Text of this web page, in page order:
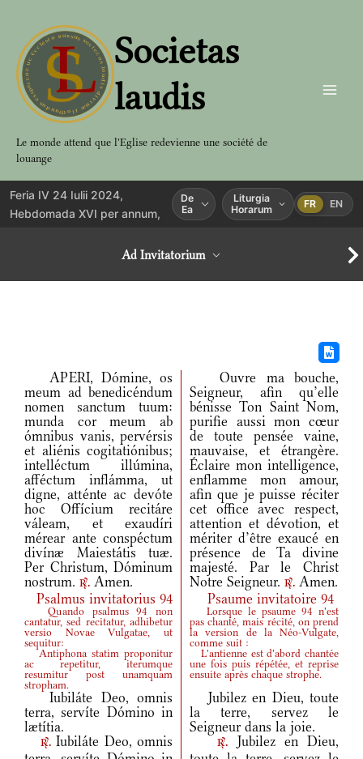
contenu
Societas
laudis
Le monde attend que l'Eglise redevienne une société de
louange
Feria IV 24 Iulii 2024,
Hebdomada XVI per annum,
De
Ea
Liturgia
Horarum
FR EN
Ad Invitatorium
APERI, Dómine, os
meum ad benedicéndum
nomen sanctum tuum:
munda cor meum ab
ómnibus vanis, pervérsis
et aliénis cogitatiónibus;
intelléctum illúmina,
afféctum inflámma, ut
digne, atténte ac devóte
hoc Offícium recitáre
váleam, et exaudíri
mérear ante conspéctum
divínæ Maiestátis tuæ.
Per Christum, Dóminum
nostrum. r. Amen.
Ouvre ma bouche,
Seigneur, afin qu’elle
bénisse Ton Saint Nom,
purifie aussi mon cœur
de toute pensée vaine,
mauvaise, et étrangère.
Éclaire mon intelligence,
enflamme mon amour,
afin que je puisse réciter
cet office avec respect,
attention et dévotion, et
mériter d’être exaucé en
présence de Ta divine
majesté. Par le Christ
Notre Seigneur. r. Amen.
Psalmus invitatorius 94
Psaume invitatoire 94
Quando psalmus 94 non
cantatur, sed recitatur, adhibetur
versio Novae Vulgatae, ut
sequitur:
Lorsque le psaume 94 n'est
pas chanté, mais récité, on prend
la version de la Néo-Vulgate,
comme suit :
Antiphona statim proponitur
ac repetitur, iterumque
resumitur post unamquam
stropham.
L'antienne est d'abord chantée
une fois puis répétée, et reprise
ensuite après chaque strophe.
Iubiláte Deo, omnis
terra, servíte Dómino in
lætítia.
Jubilez en Dieu, toute
la terre, servez le
Seigneur dans la joie.
r.Iubiláte Deo, omnis
r.Jubilez en Dieu,